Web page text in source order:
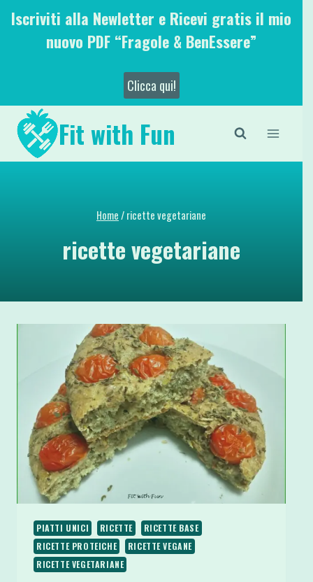
SaltaIscriviti alla Newletter e Ricevi gratis il mio
nuovo PDF “Fragole & BenEssere”
Clicca qui!
Fit with Fun
Home/ricette vegetariane
ricette vegetariane
PIATTI UNICI RICETTE
RICETTE BASE
RICETTE PROTEICHE
RICETTE VEGANE
RICETTE VEGETARIANE